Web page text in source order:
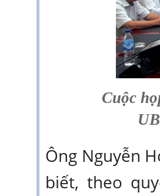
Cuộc
Ông Nguyễn
biết, theo